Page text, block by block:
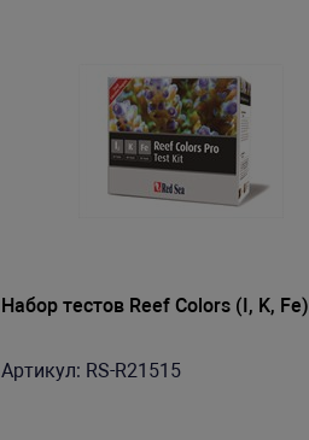
Набор тестов Reef Colors (I, K, Fe)
Артикул: RS-R21515